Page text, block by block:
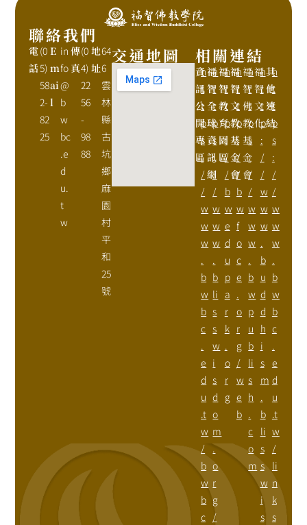
聯絡我們
電
話
(0
5)
58
2-
82
25
E
m
ai
l
in
fo
@
b
w
bc
.e
d
u.
t
w
傳
真
(0
4)
22
56
-
98
88
地
址
64
6
雲
林
縣
古
坑
鄉
麻
園
村
平
和
25
號
交通地圖 相關連結
資
訊
公
開
專
區
h
t
t
p
s
:
/
/
w
w
w
.
b
w
b
c
.
e
d
u
.t
w
/
b
w
b
c
福
智
全
球
資
訊
網
h
t
t
p
s
:
/
/
w
w
w
.
b
li
s
s
w
i
s
d
o
m
.
o
r
g
/
福
智
教
育
園
區
h
t
t
p
:
/
/
b
w
e
d
u
p
a
r
k
.
o
r
g
福
智
文
教
基
金
會
h
t
t
p
:
/
/
b
w
f
o
c
e
.
o
r
g
/
w
e
b
福
智
佛
教
基
金
會
h
t
t
p
s
:
/
/
w
w
w
.
b
w
p
u
b
li
s
h
.
c
o
m
福
智
文
化
h
t
t
p
:
/
/
w
w
w
.
b
u
d
d
h
i
s
m
.
b
li
s
s
w
i
s
其
他
連
結
h
t
t
p
s
:
/
/
w
w
w
.
b
w
b
c
.
e
d
u
.t
w
/
li
n
k
s